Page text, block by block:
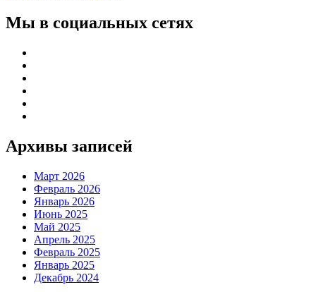
Мы в социальных сетях
Архивы записей
Март 2026
Февраль 2026
Январь 2026
Июнь 2025
Май 2025
Апрель 2025
Февраль 2025
Январь 2025
Декабрь 2024